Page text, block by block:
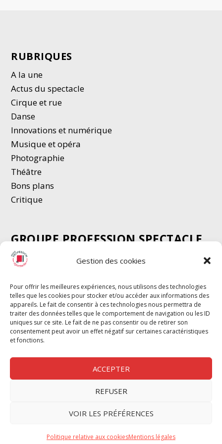
Gestion des cookies
Pour offrir les meilleures expériences, nous utilisons des technologies
telles que les cookies pour stocker et/ou accéder aux informations des
appareils. Le fait de consentir à ces technologies nous permettra de
traiter des données telles que le comportement de navigation ou les ID
uniques sur ce site. Le fait de ne pas consentir ou de retirer son
consentement peut avoir un effet négatif sur certaines caractéristiques
et fonctions.
ACCEPTER
REFUSER
VOIR LES PRÉFÉRENCES
Politique relative aux cookiesMentions légales
RUBRIQUES
A la une
Actus du spectacle
Cirque et rue
Danse
Innovations et numérique
Musique et opéra
Photographie
Théâtre
Bons plans
Critique
GROUPE PROFESSION SPECTACLE
Chèque Intermittents
Chèque Compta
Chèque Emploi Spectacle
G-Pods
Profession Audio-visuel
Le Cahier Pro
Suivre Suivre
Nous contacter